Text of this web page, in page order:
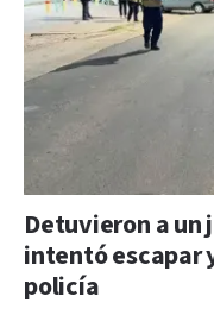
Detuvieron a un
intentó escapar
policía